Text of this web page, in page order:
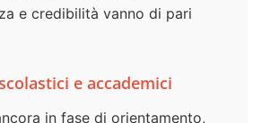
e credibilità vanno di pari
e accademici
in fase di orientamento,